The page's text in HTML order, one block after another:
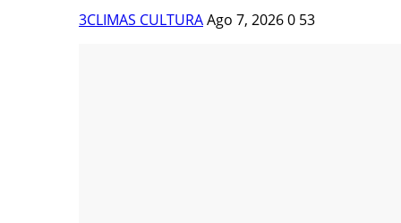
3CLIMAS CULTURAAgo 7, 20260 53